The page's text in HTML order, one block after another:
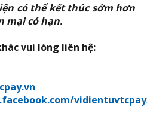
có thể kết thúc sớm hơn
mại có hạn.
vui lòng liên hệ: